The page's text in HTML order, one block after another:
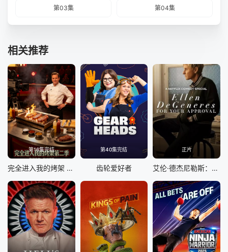
第03集 第04集
相关推荐
第16集完结
完全进入我的烤架 第二季
第40集完结
齿轮爱好者
正片
艾伦·德杰尼勒斯：请你许可